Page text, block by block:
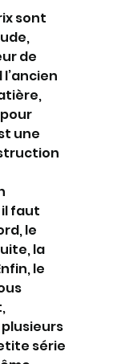
sont
de
une
faut
le
la
le
série